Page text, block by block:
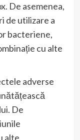
De asemenea,
de utilizare a
bacteriene,
cu alte
adverse
De
alte